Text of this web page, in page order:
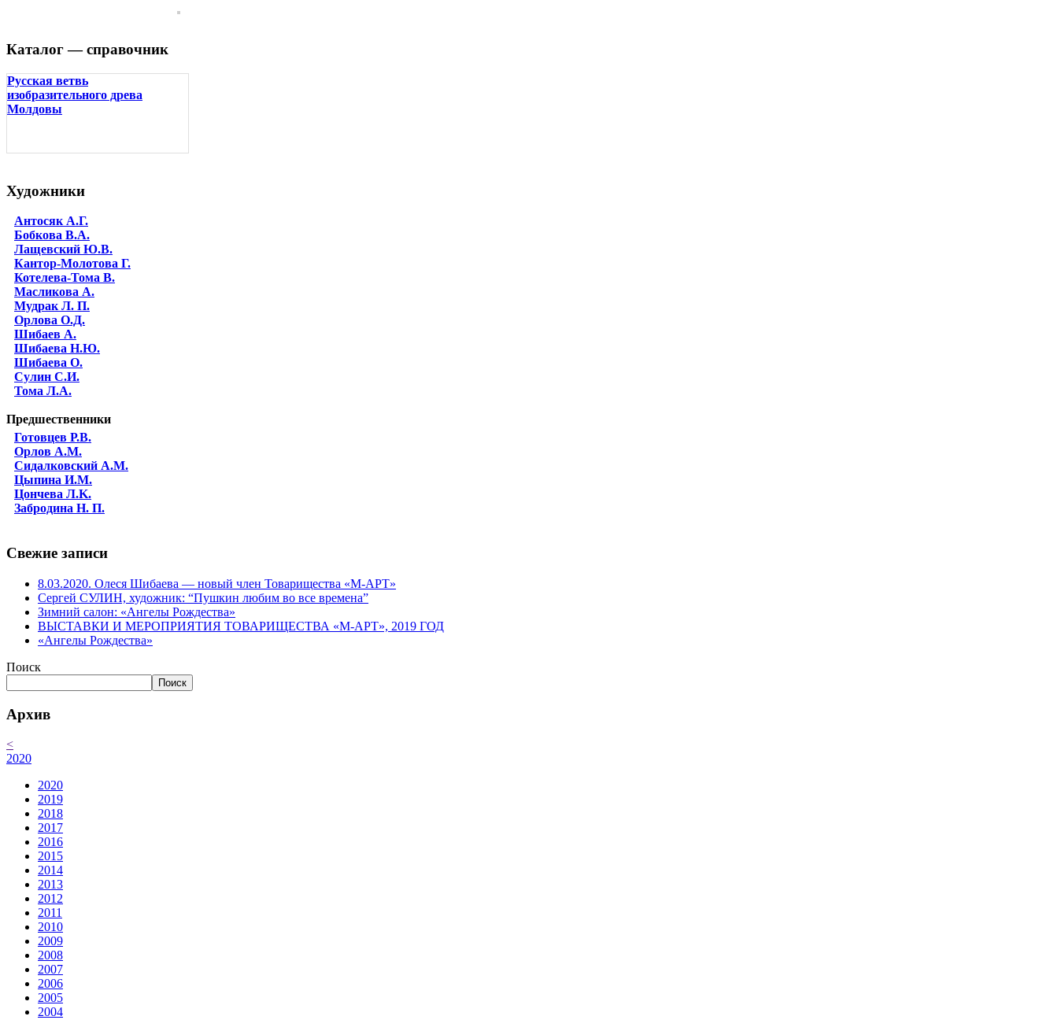
Каталог — справочник
Русская ветвь
изобразительного древа
Молдовы
Художники
Антосяк А.Г.
Бобкова В.А.
Лащевский Ю.В.
Кантор-Молотова Г.
Котелева-Тома В.
Масликова А.
Мудрак Л. П.
Орлова О.Д.
Шибаев А.
Шибаева Н.Ю.
Шибаева O.
Сулин С.И.
Тома Л.А.
Предшественники
Готовцев Р.В.
Орлов А.М.
Сидалковский А.М.
Цыпина И.М.
Цончева Л.K.
Забродина Н. П.
Свежие записи
8.03.2020. Олеся Шибаева — новый член Товарищества «М-АРТ»
Сергей СУЛИН, художник: “Пушкин любим во все времена”
Зимний салон: «Ангелы Рождества»
ВЫСТАВКИ И МЕРОПРИЯТИЯ ТОВАРИЩЕСТВА «М-АРТ», 2019 ГОД
«Ангелы Рождества»
Поиск
Поиск
Архив
<
2020
2020
2019
2018
2017
2016
2015
2014
2013
2012
2011
2010
2009
2008
2007
2006
2005
2004